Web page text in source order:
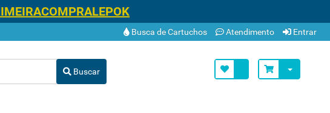
Busca de Cartuchos Atendimento Entrar
Buscar